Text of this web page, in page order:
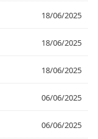
18/06/2025
18/06/2025
18/06/2025
06/06/2025
06/06/2025